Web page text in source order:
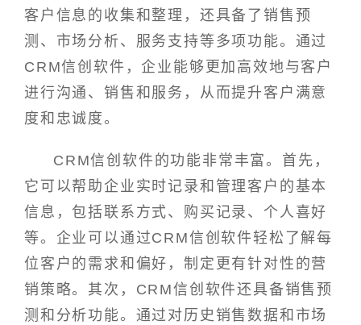
客户信息的收集和整理，还具备了销售预
测、市场分析、服务支持等多项功能。通过
CRM信创软件，企业能够更加高效地与客户
进行沟通、销售和服务，从而提升客户满意
度和忠诚度。
CRM信创软件的功能非常丰富。首先，
它可以帮助企业实时记录和管理客户的基本
信息，包括联系方式、购买记录、个人喜好
等。企业可以通过CRM信创软件轻松了解每
位客户的需求和偏好，制定更有针对性的营
销策略。其次，CRM信创软件还具备销售预
测和分析功能。通过对历史销售数据和市场